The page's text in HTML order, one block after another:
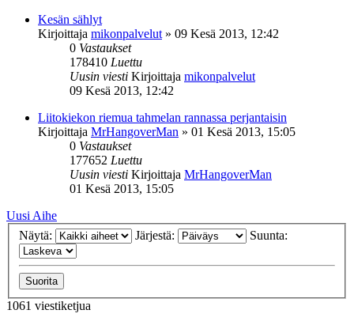
Kesän sählyt
Kirjoittaja mikonpalvelut » 09 Kesä 2013, 12:42
0 Vastaukset
178410 Luettu
Uusin viesti Kirjoittaja mikonpalvelut
09 Kesä 2013, 12:42
Liitokiekon riemua tahmelan rannassa perjantaisin
Kirjoittaja MrHangoverMan » 01 Kesä 2013, 15:05
0 Vastaukset
177652 Luettu
Uusin viesti Kirjoittaja MrHangoverMan
01 Kesä 2013, 15:05
Uusi Aihe
Näytä:
Järjestä: Suunta:
1061 viestiketjua